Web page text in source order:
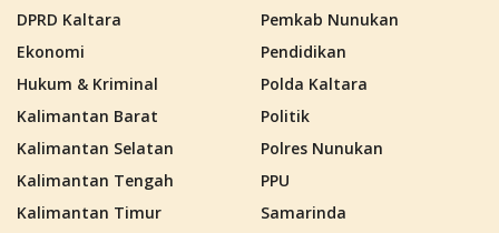
DPRD Kaltara
Ekonomi
Hukum & Kriminal
Kalimantan Barat
Kalimantan Selatan
Kalimantan Tengah
Kalimantan Timur
Pemkab Nunukan
Pendidikan
Polda Kaltara
Politik
Polres Nunukan
PPU
Samarinda